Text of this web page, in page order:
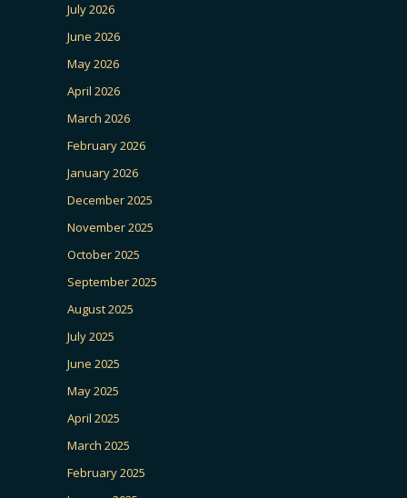
July 2026
June 2026
May 2026
April 2026
March 2026
February 2026
January 2026
December 2025
November 2025
October 2025
September 2025
August 2025
July 2025
June 2025
May 2025
April 2025
March 2025
February 2025